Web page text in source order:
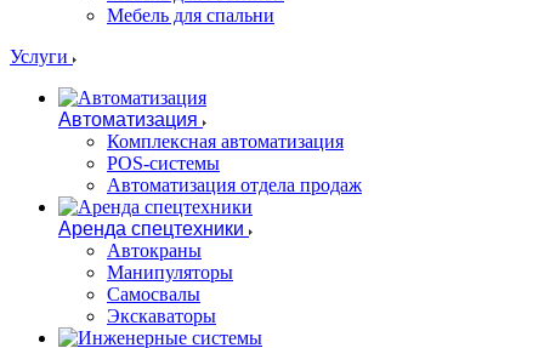
Мебель для спальни
Услуги
Автоматизация
Комплексная автоматизация
POS-системы
Автоматизация отдела продаж
Аренда спецтехники
Автокраны
Манипуляторы
Самосвалы
Экскаваторы